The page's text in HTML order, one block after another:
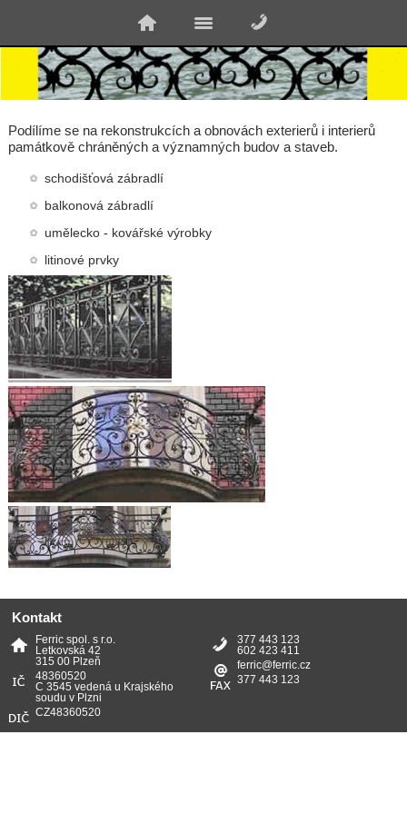
Podílíme se na rekonstrukcích a obnovách exterierů i interierů
památkově chráněných a významných budov a staveb.
schodišťová zábradlí
balkonová zábradlí
umělecko - kovářské výrobky
litinové prvky
Kontakt
Ferric spol. s r.o.
Letkovská 42
315 00 Plzeň
48360520
C 3545 vedená u Krajského
soudu v Plzni
CZ48360520
377 443 123
602 423 411
ferric@ferric.cz
377 443 123